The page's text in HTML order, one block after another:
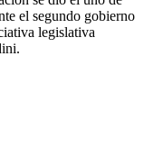
el segundo gobierno
legislativa